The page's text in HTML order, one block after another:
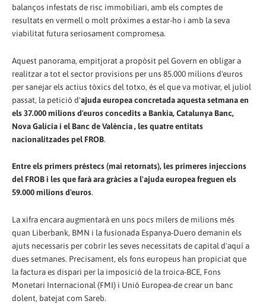
balanços infestats de risc immobiliari, amb els comptes de
resultats en vermell o molt pròximes a estar-ho i amb la seva
viabilitat futura seriosament compromesa.
Aquest panorama, empitjorat a propòsit pel Govern en obligar a
realitzar a tot el sector provisions per uns 85.000 milions d'euros
per sanejar els actius tòxics del totxo, és el que va motivar, el juliol
passat, la petició d'ajuda europea concretada aquesta setmana en
els 37.000 milions d'euros concedits a Bankia, Catalunya Banc,
Nova Galícia i el Banc de València , les quatre entitats
nacionalitzades pel FROB.
Entre els primers préstecs (mai retornats), les primeres injeccions
del FROB i les que farà ara gràcies a l'ajuda europea freguen els
59.000 milions d'euros.
La xifra encara augmentarà en uns pocs milers de milions més
quan Liberbank, BMN i la fusionada Espanya-Duero demanin els
ajuts necessaris per cobrir les seves necessitats de capital d'aquí a
dues setmanes. Precisament, els fons europeus han propiciat que
la factura es dispari per la imposició de la troica-BCE, Fons
Monetari Internacional (FMI) i Unió Europea-de crear un banc
dolent, batejat com Sareb.